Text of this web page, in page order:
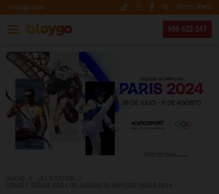
Ir a yoigo.com SOY CLIENTE
900 622 247